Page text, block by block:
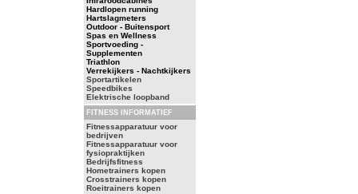
Hardlopen running
Hartslagmeters
Outdoor - Buitensport
Spas en Wellness
Sportvoeding -
Supplementen
Triathlon
Verrekijkers - Nachtkijkers
Sportartikelen
Speedbikes
Elektrische loopband
FITNESS INFORMATIEF
Fitnessapparatuur voor
bedrijven
Fitnessapparatuur voor
fysiopraktijken
Bedrijfsfitness
Hometrainers kopen
Crosstrainers kopen
Roeitrainers kopen